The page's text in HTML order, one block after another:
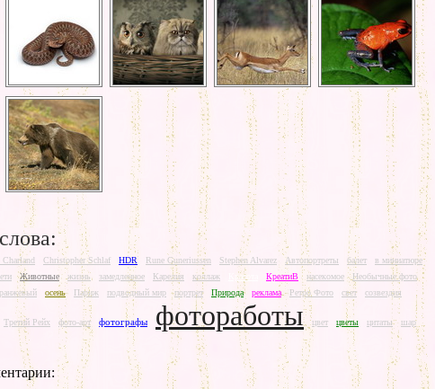
Charland Christopher Schlaf HDR Rune Guneriussen Stephen Alvarez Автопортреты балет
в миниатюре
Животные жизнь замедленное Карелия коллаж Красота КреатиВ насекомое
Необычные фото
осень Париж подводный мир портрет Природа реклама Ретро Фото свет созвездия
Третий Рейх фото-арт фотографы фотоработы цвет цветы цитаты
шар